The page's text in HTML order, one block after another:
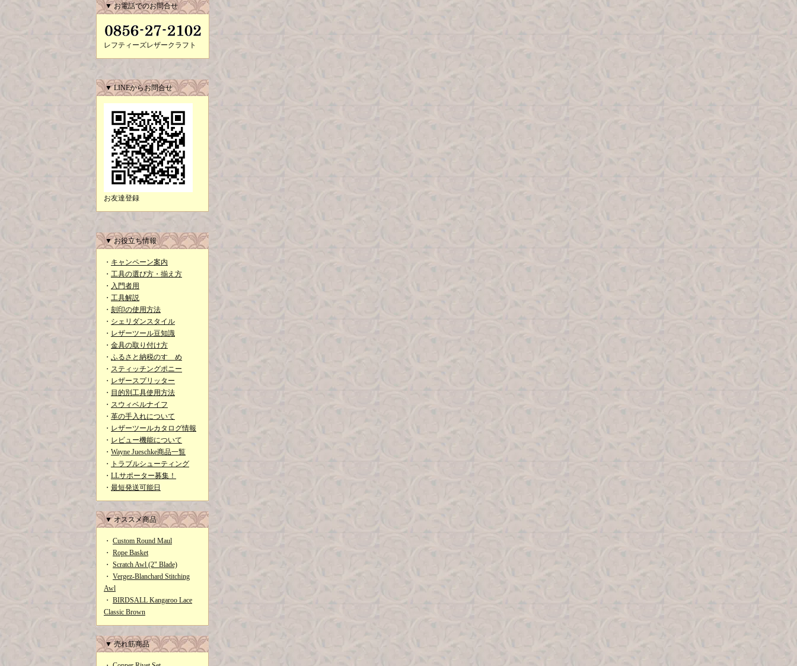
▼ お電話でのお問合せ
レフティーズレザークラフト
▼ LINEからお問合せ
お友達登録
▼ お役立ち情報
・ キャンペーン案内
・ 工具の選び方・揃え方
・ 入門者用
・ 工具解説
・ 刻印の使用方法
・ シェリダンスタイル
・ レザーツール豆知識
・ 金具の取り付け方
・ ふるさと納税のすゝめ
・ スティッチングポニー
・ レザースプリッター
・ 目的別工具使用方法
・ スウィベルナイフ
・ 革の手入れについて
・ レザーツールカタログ情報
・ レビュー機能について
・ Wayne Jueschke商品一覧
・
トラブルシューティング
・ LLサポーター募集！
・ 最短発送可能日
▼ オススメ商品
・ Custom Round Maul
・ Rope Basket
・ Scratch Awl (2" Blade)
・ Vergez-Blanchard Stitching
Awl
・ BIRDSALL Kangaroo Lace
Classic Brown
▼ 売れ筋商品